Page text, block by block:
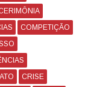
COMPETIÇÃO
CRISE